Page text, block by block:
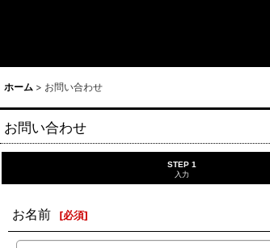
ホーム > お問い合わせ
お問い合わせ
STEP 1
入力
お名前 [必須]